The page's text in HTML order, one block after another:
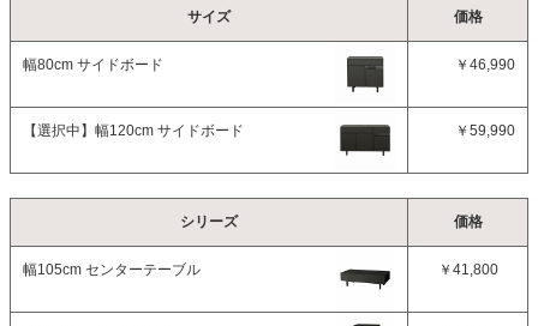
サイズ 価格
幅80cm サイドボード ￥46,990
【選択中】 幅120cm サイドボード ￥59,990
シリーズ 価格
幅105cm センターテーブル ￥41,800